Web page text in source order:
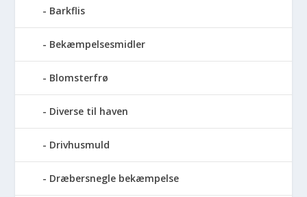
Barkflis
Bekæmpelsesmidler
Blomsterfrø
Diverse til haven
Drivhusmuld
Dræbersnegle bekæmpelse